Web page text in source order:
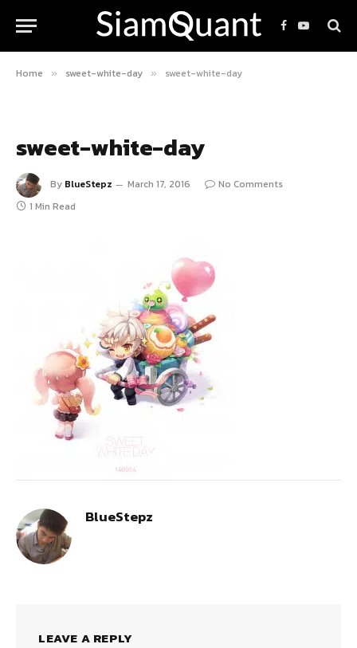
Facebook
YouTube
Home » sweet-white-day » sweet-white-day
sweet-white-day
By BlueStepz March 17, 2016
No Comments
1 Min Read
BlueStepz
LEAVE A REPLY